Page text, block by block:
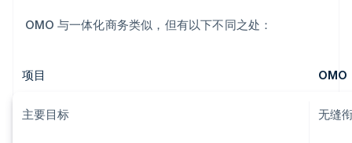
OMO 与一体化商务类似，但有以下不同之处：
项目 OMO
主要目标 无缝